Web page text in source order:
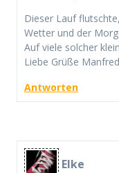
Dieser Lauf
Wetter und der
Auf viele solcher
Liebe Grüße Manfred
Antworten
Elke